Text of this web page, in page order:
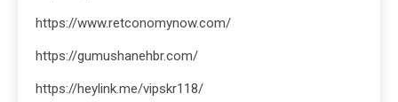
https://www.retconomynow.com/
https://gumushanehbr.com/
https://heylink.me/vipskr118/